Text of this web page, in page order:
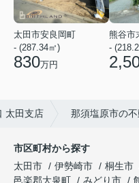
太田市安良岡町
- (287.34㎡)
830万円
熊谷市
-
太田支店 那須塩原市の
市区町村から探す
太田市
伊勢崎市 桐生市
邑楽郡大泉町
みどり市